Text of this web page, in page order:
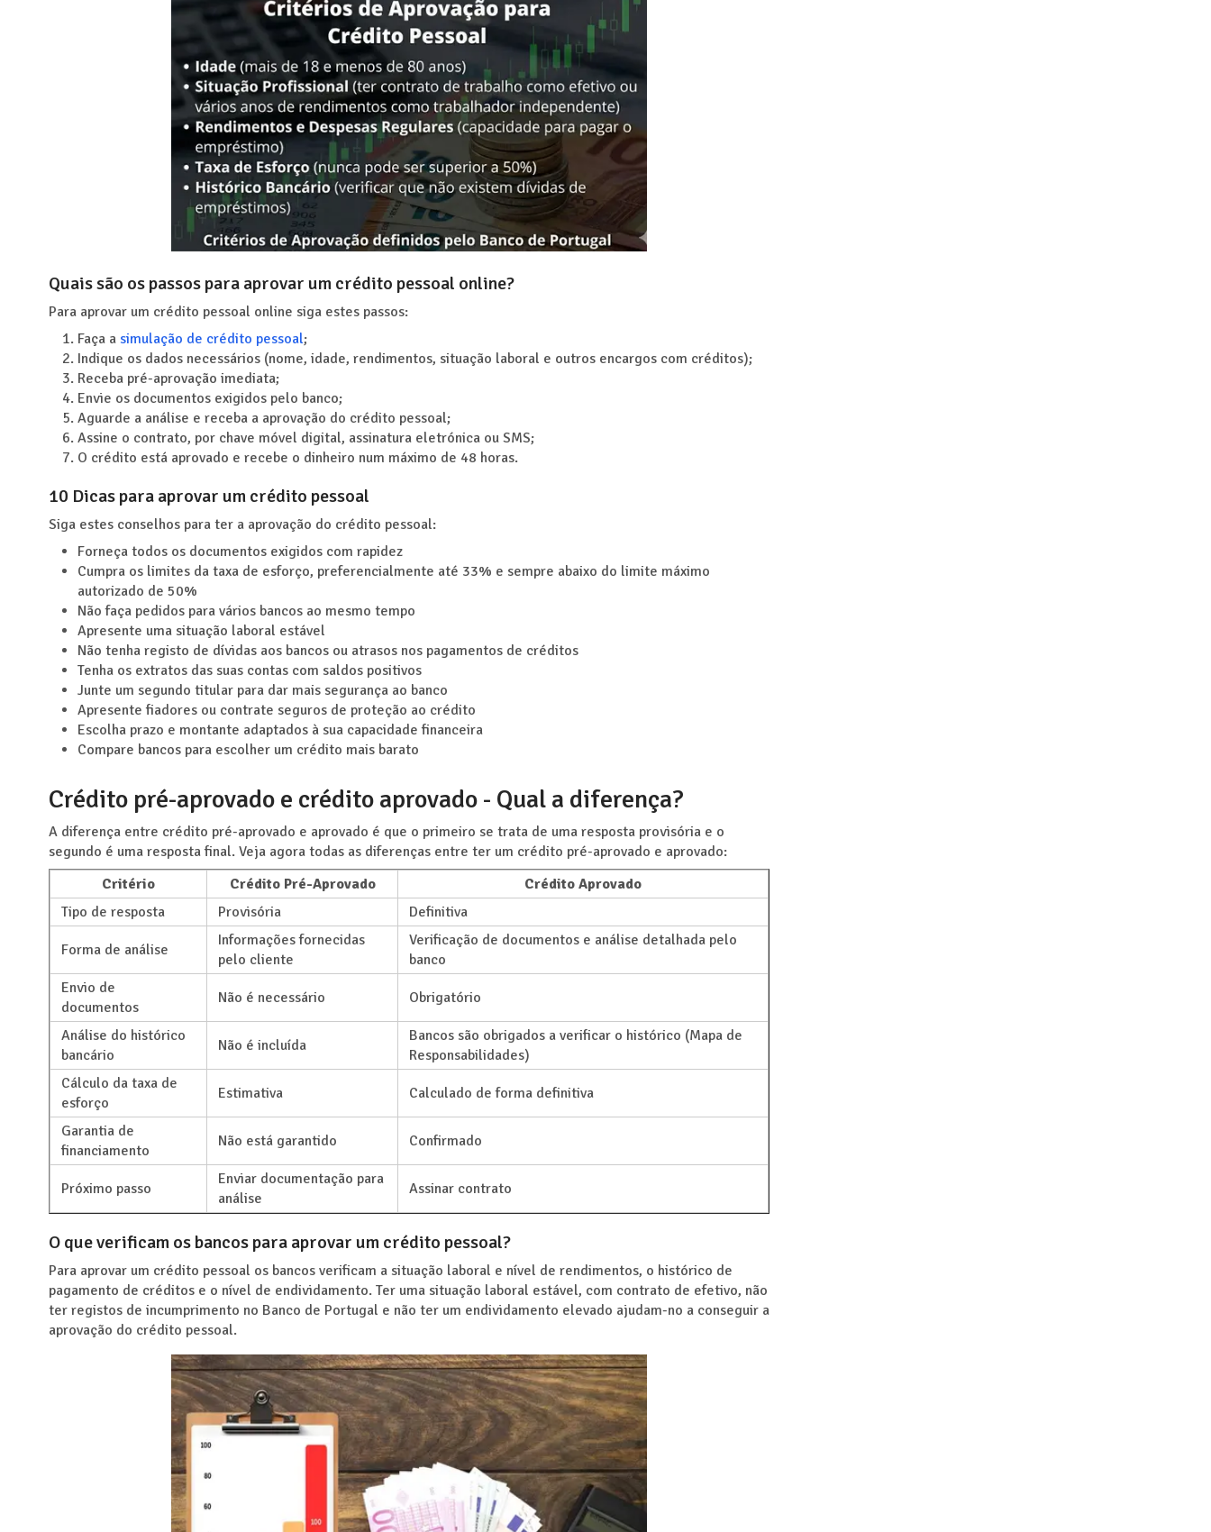
Quais são os passos para aprovar um crédito pessoal online?
Para aprovar um crédito pessoal online siga estes passos:
Faça a simulação de crédito pessoal;
Indique os dados necessários (nome, idade, rendimentos, situação laboral e outros encargos com créditos);
Receba pré-aprovação imediata;
Envie os documentos exigidos pelo banco;
Aguarde a análise e receba a aprovação do crédito pessoal;
Assine o contrato, por chave móvel digital, assinatura eletrónica ou SMS;
O crédito está aprovado e recebe o dinheiro num máximo de 48 horas.
10 Dicas para aprovar um crédito pessoal
Siga estes conselhos para ter a aprovação do crédito pessoal:
Forneça todos os documentos exigidos com rapidez
Cumpra os limites da taxa de esforço, preferencialmente até 33% e sempre abaixo do limite máximo
autorizado de 50%
Não faça pedidos para vários bancos ao mesmo tempo
Apresente uma situação laboral estável
Não tenha registo de dívidas aos bancos ou atrasos nos pagamentos de créditos
Tenha os extratos das suas contas com saldos positivos
Junte um segundo titular para dar mais segurança ao banco
Apresente fiadores ou contrate seguros de proteção ao crédito
Escolha prazo e montante adaptados à sua capacidade financeira
Compare bancos para escolher um crédito mais barato
Crédito pré-aprovado e crédito aprovado - Qual a diferença?
A diferença entre crédito pré-aprovado e aprovado é que o primeiro se trata de uma resposta provisória e o
segundo é uma resposta final. Veja agora todas as diferenças entre ter um crédito pré-aprovado e aprovado:
Critério
Crédito Pré-Aprovado
Crédito Aprovado
Tipo de resposta
Provisória Definitiva
Forma de análise
Informações fornecidas
pelo cliente
Verificação de documentos e análise detalhada pelo
banco
Envio de
documentos
Não é necessário Obrigatório
Análise do histórico
bancário
Não é incluída
Bancos são obrigados a verificar o histórico (Mapa de
Responsabilidades)
Cálculo da taxa de
esforço
Estimativa Calculado de forma definitiva
Garantia de
financiamento
Não está garantido Confirmado
Próximo passo
Enviar documentação para
análise
Assinar contrato
O que verificam os bancos para aprovar um crédito pessoal?
Para aprovar um crédito pessoal os bancos verificam a situação laboral e nível de rendimentos, o histórico de
pagamento de créditos e o nível de endividamento. Ter uma situação laboral estável, com contrato de efetivo, não
ter registos de incumprimento no Banco de Portugal e não ter um endividamento elevado ajudam-no a conseguir a
aprovação do crédito pessoal.